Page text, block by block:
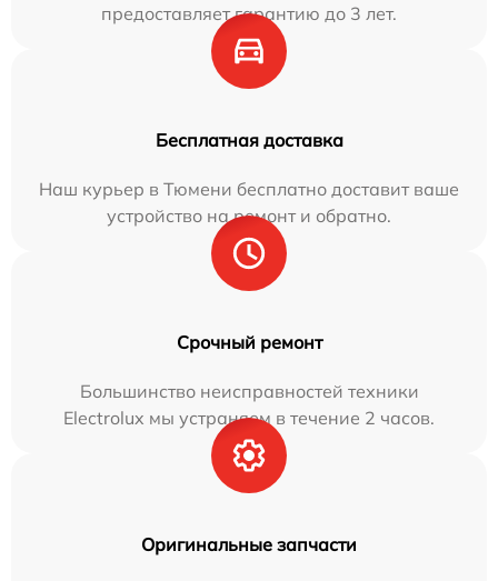
предоставляет гарантию до 3 лет.
Бесплатная доставка
Наш курьер в Тюмени бесплатно доставит ваше
устройство на ремонт и обратно.
Срочный ремонт
Большинство неисправностей техники
Electrolux мы устраняем в течение 2 часов.
Оригинальные запчасти